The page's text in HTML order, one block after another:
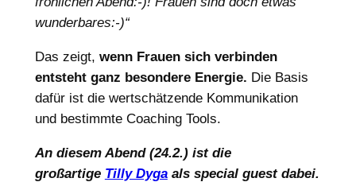
wunderbares:-)“
Das zeigt, wenn Frauen sich verbinden
entsteht ganz besondere Energie. Die Basis
dafür ist die wertschätzende Kommunikation
und bestimmte Coaching Tools.
An diesem Abend (24.2.) ist die
großartige Tilly Dygaals special guest dabei.